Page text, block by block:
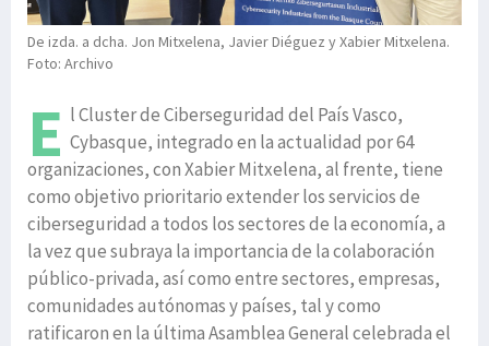
De izda. a dcha. Jon Mitxelena, Javier Diéguez y Xabier Mitxelena.
Foto: Archivo
E l Cluster de Ciberseguridad del País Vasco,
Cybasque, integrado en la actualidad por 64
organizaciones, con Xabier Mitxelena, al frente, tiene
como objetivo prioritario extender los servicios de
ciberseguridad a todos los sectores de la economía, a
la vez que subraya la importancia de la colaboración
público-privada, así como entre sectores, empresas,
comunidades autónomas y países, tal y como
ratificaron en la última Asamblea General celebrada el